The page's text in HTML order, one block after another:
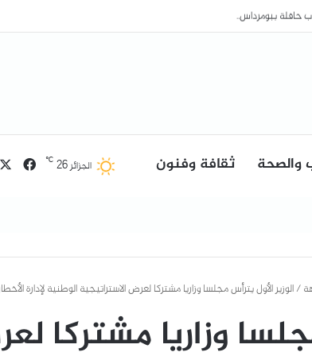
والصحة ثقافة وفنون الجزائر26
℃
/الوزير الأول يترأس مجلسا وزاريا مشتركا لعرض الاستراتيجية الوطنية لإدارة
وزاريا مشتركا